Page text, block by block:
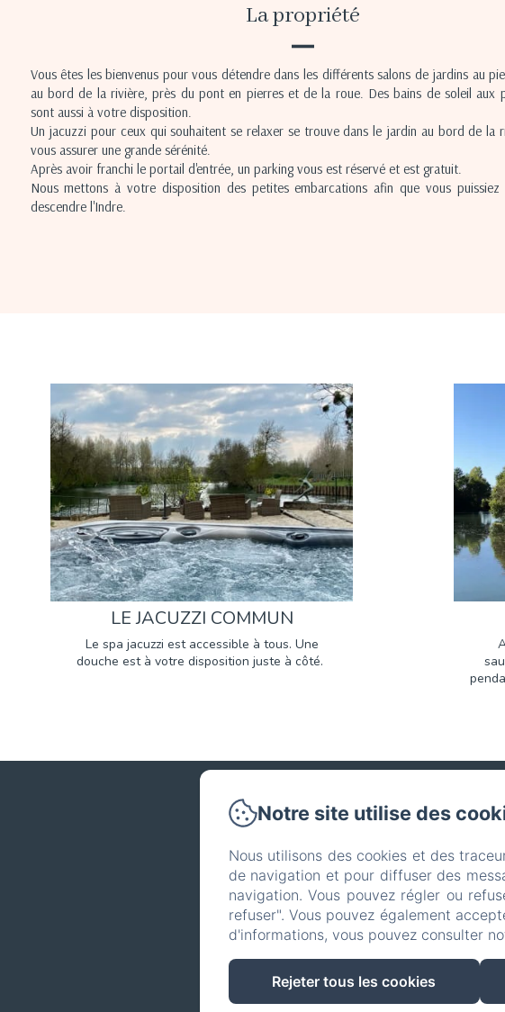
La propriété
Vous êtes les bienvenus pour vous détendre dans les différents salons de jardins au
au bord de la rivière, près du pont en pierres et de la roue. Des bains de soleil aux
sont aussi à votre disposition.
Un jacuzzi pour ceux qui souhaitent se relaxer se trouve dans le jardin au bord de la
vous assurer une grande sérénité.
Après avoir franchi le portail d'entrée, un parking vous est réservé et est gratuit.
Nous mettons à votre disposition des petites embarcations afin que vous puissiez
descendre l'Indre.
LE JACUZZI COMMUN
Le spa jacuzzi est accessible à tous. Une
douche est à votre disposition juste à côté.
12
Téléphone:
Conditions
Notre site utilise des
Nous utilisons des cookies et des
de navigation et pour diffuser des
navigation. Vous pouvez régler ou
refuser". Vous pouvez également
d'informations, vous pouvez consulter
Rejeter tous les cookies